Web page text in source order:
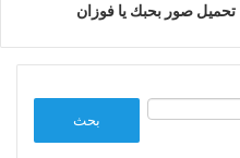
تحميل صور بحبك يا فوزان